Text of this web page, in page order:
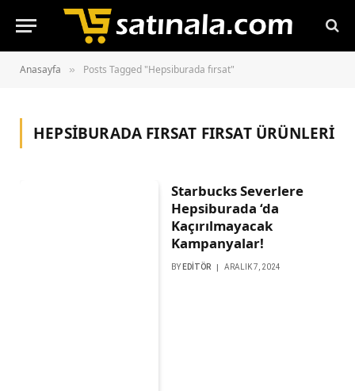
Anasayfa » Posts Tagged "Hepsiburada fırsat"
HEPSIBURADA FIRSAT FIRSAT ÜRÜNLERİ
Starbucks Severlere
Hepsiburada ‘da
Kaçırılmayacak
Kampanyalar!
BY EDITÖR ARALIK 7, 2024